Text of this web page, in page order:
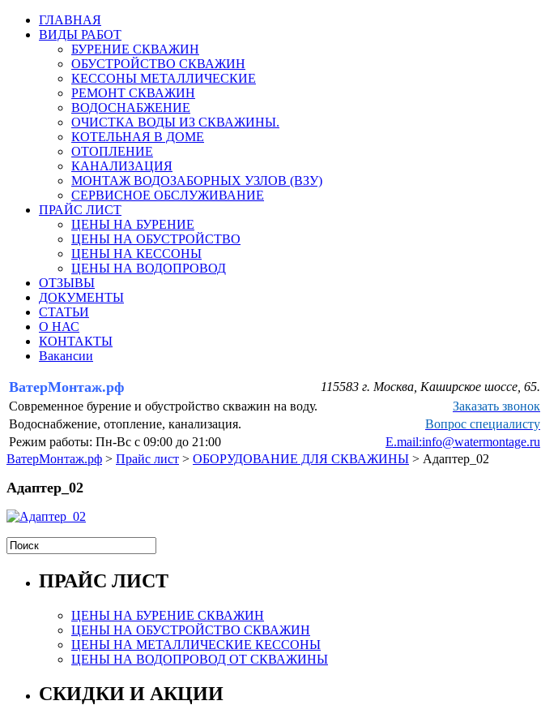
ГЛАВНАЯ
ВИДЫ РАБОТ
БУРЕНИЕ СКВАЖИН
ОБУСТРОЙСТВО СКВАЖИН
КЕССОНЫ МЕТАЛЛИЧЕСКИЕ
РЕМОНТ СКВАЖИН
ВОДОСНАБЖЕНИЕ
ОЧИСТКА ВОДЫ ИЗ СКВАЖИНЫ.
КОТЕЛЬНАЯ В ДОМЕ
ОТОПЛЕНИЕ
КАНАЛИЗАЦИЯ
МОНТАЖ ВОДОЗАБОРНЫХ УЗЛОВ (ВЗУ)
СЕРВИСНОЕ ОБСЛУЖИВАНИЕ
ПРАЙС ЛИСТ
ЦЕНЫ НА БУРЕНИЕ
ЦЕНЫ НА ОБУСТРОЙСТВО
ЦЕНЫ НА КЕССОНЫ
ЦЕНЫ НА ВОДОПРОВОД
ОТЗЫВЫ
ДОКУМЕНТЫ
СТАТЬИ
О НАС
КОНТАКТЫ
Вакансии
ВатерМонтаж.рф 115583 г. Москва, Каширское шоссе, 65.
Современное бурение и обустройство скважин на воду.
Заказать звонок
Водоснабжение, отопление, канализация.
Вопрос специалисту
Режим работы: Пн-Вс с 09:00 до 21:00
E.mail:info@watermontage.ru
ВатерМонтаж.рф > Прайс лист > ОБОРУДОВАНИЕ ДЛЯ СКВАЖИНЫ > Адаптер_02
Адаптер_02
ПРАЙС ЛИСТ
ЦЕНЫ НА БУРЕНИЕ СКВАЖИН
ЦЕНЫ НА ОБУСТРОЙСТВО СКВАЖИН
ЦЕНЫ НА МЕТАЛЛИЧЕСКИЕ КЕССОНЫ
ЦЕНЫ НА ВОДОПРОВОД ОТ СКВАЖИНЫ
СКИДКИ И АКЦИИ